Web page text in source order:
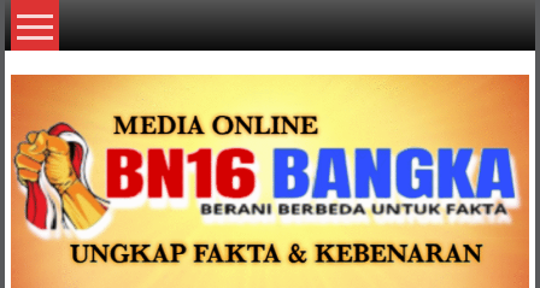
Lompat
ke